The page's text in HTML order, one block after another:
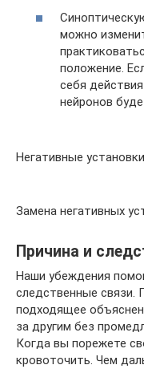
можно
положение.
себя
нейронов
Негативные
Замена негативных
Причина и
Наши убеждения
следственные связи.
подходящее
за другим без
Когда вы порежете
кровоточить. Чем